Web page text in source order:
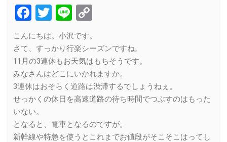
Facebook
Twitter
Line
こんにちは。小沢です。
さて、すっかり行楽シーズンですね。
11月の3連休もお天気はもちそうです。
みなさんはどこにいかれますか。
3連休はおそらく道路は渋滞するでしょうねぇ。
せっかくの休日を高速道路の待ち時間でつぶすのはもった
いない。
となると、電車となるのですが。
新幹線や特急を使うとこれまでお値段がそこそこはってし